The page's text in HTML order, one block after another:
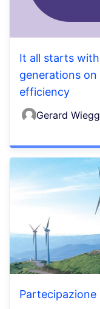
It all starts
generations
efficiency
Gerard